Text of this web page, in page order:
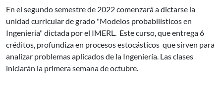
En el segundo semestre de 2022 comenzará a dictarse la
unidad curricular de grado "Modelos probabilísticos en
Ingeniería" dictada por el IMERL. Este curso, que entrega 6
créditos, profundiza en procesos estocásticos que sirven para
analizar problemas aplicados de la Ingeniería. Las clases
iniciarán la primera semana de octubre.